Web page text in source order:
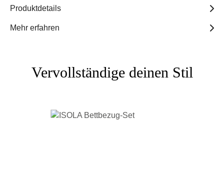
Produktdetails
Mehr erfahren
Vervollständige deinen Stil